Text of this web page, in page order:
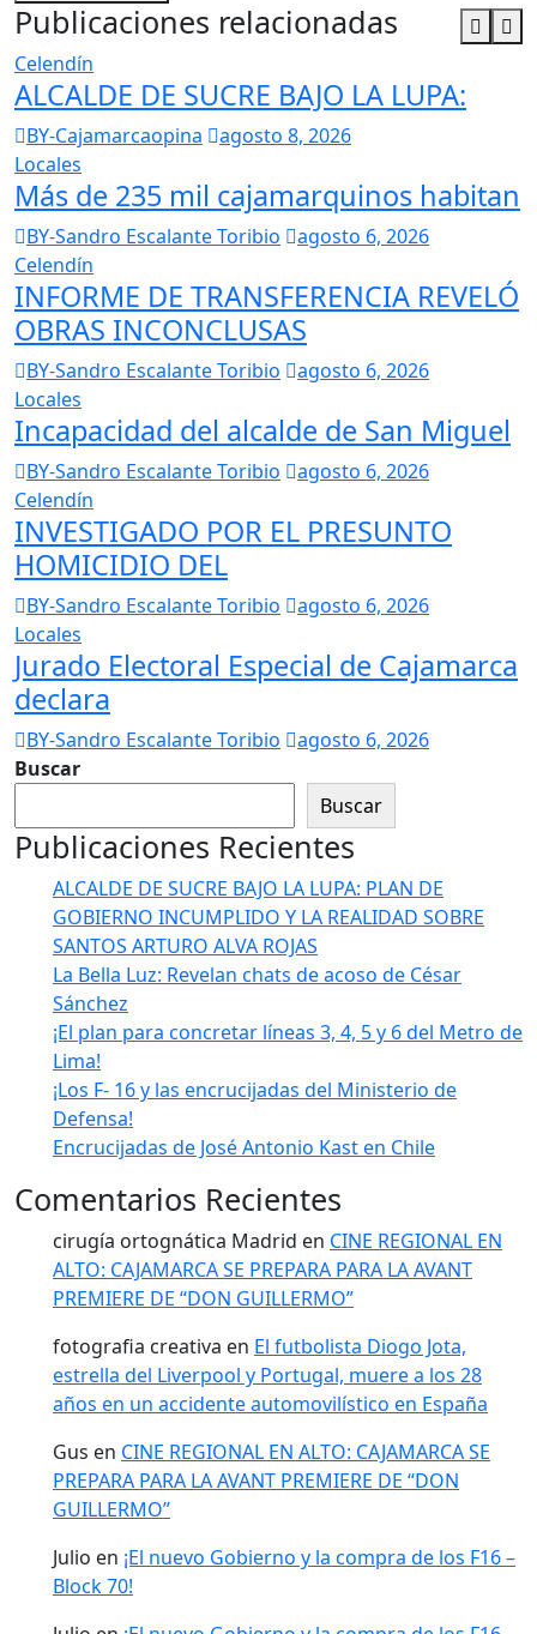
Publicaciones relacionadas
Celendín
ALCALDE DE SUCRE BAJO LA LUPA:
BY-Cajamarcaopina
agosto 8, 2026
Locales
Más de 235 mil cajamarquinos habitan
BY-Sandro Escalante Toribio
agosto 6, 2026
Celendín
INFORME DE TRANSFERENCIA REVELÓ
OBRAS INCONCLUSAS
BY-Sandro Escalante Toribio
agosto 6, 2026
Locales
Incapacidad del alcalde de San Miguel
BY-Sandro Escalante Toribio
agosto 6, 2026
Celendín
INVESTIGADO POR EL PRESUNTO
HOMICIDIO DEL
BY-Sandro Escalante Toribio
agosto 6, 2026
Locales
Jurado Electoral Especial de Cajamarca
declara
BY-Sandro Escalante Toribio
agosto 6, 2026
Buscar
Buscar
Publicaciones Recientes
ALCALDE DE SUCRE BAJO LA LUPA: PLAN DE
GOBIERNO INCUMPLIDO Y LA REALIDAD SOBRE
SANTOS ARTURO ALVA ROJAS
La Bella Luz: Revelan chats de acoso de César
Sánchez
¡El plan para concretar líneas 3, 4, 5 y 6 del Metro de
Lima!
¡Los F- 16 y las encrucijadas del Ministerio de
Defensa!
Encrucijadas de José Antonio Kast en Chile
Comentarios Recientes
cirugía ortognática Madrid en CINE REGIONAL EN
ALTO: CAJAMARCA SE PREPARA PARA LA AVANT
PREMIERE DE “DON GUILLERMO”
fotografia creativa en El futbolista Diogo Jota,
estrella del Liverpool y Portugal, muere a los 28
años en un accidente automovilístico en España
Gus en CINE REGIONAL EN ALTO: CAJAMARCA SE
PREPARA PARA LA AVANT PREMIERE DE “DON
GUILLERMO”
Julio en ¡El nuevo Gobierno y la compra de los F16 –
Block 70!